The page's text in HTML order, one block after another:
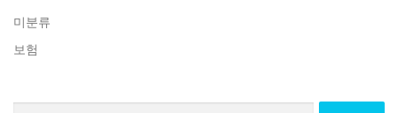
미분류
보험